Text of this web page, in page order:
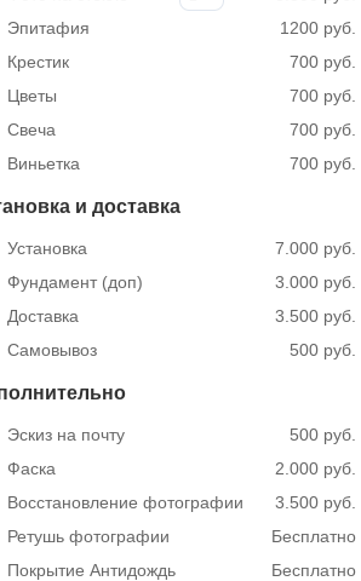
1200 руб.
Эпитафия
700 руб.
Крестик
700 руб.
Цветы
700 руб.
Свеча
700 руб.
Виньетка
и доставка
7.000 руб.
Установка
3.000 руб.
Фундамент (доп)
3.500 руб.
Доставка
500 руб.
Самовывоз
500 руб.
Эскиз на почту
2.000 руб.
Фаска
3.500 руб.
Восстановление фотографии
Бесплатно
Ретушь фотографии
Бесплатно
Покрытие Антидождь